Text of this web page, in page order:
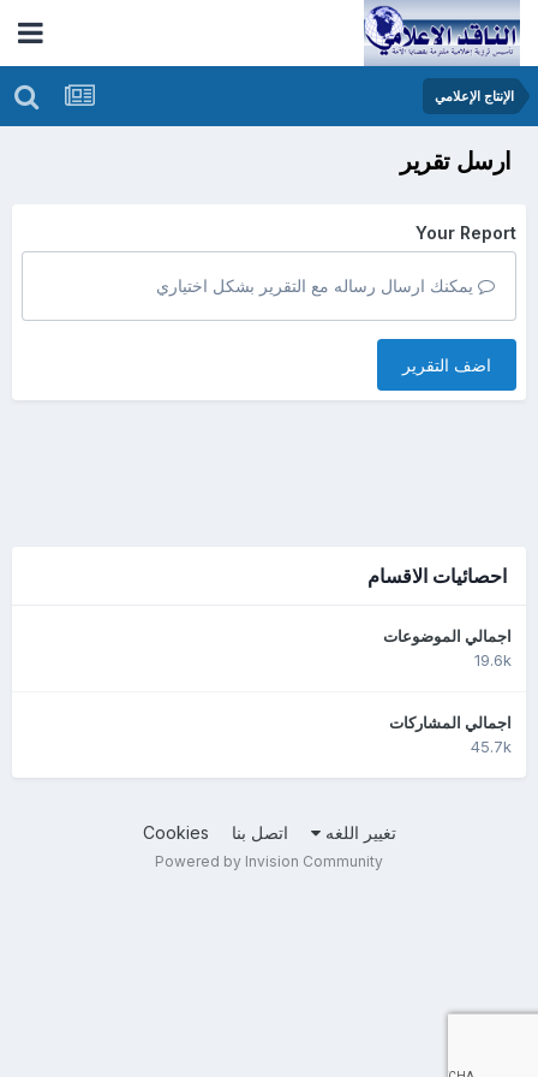
الإنتاج الإعلامي
ارسل تقرير
Your Report
يمكنك ارسال رساله مع التقرير بشكل اختياري
اضف التقرير
احصائيات الاقسام
اجمالي الموضوعات
19.6k
اجمالي المشاركات
45.7k
تغيير اللغه اتصل بنا Cookies
Powered by Invision Community